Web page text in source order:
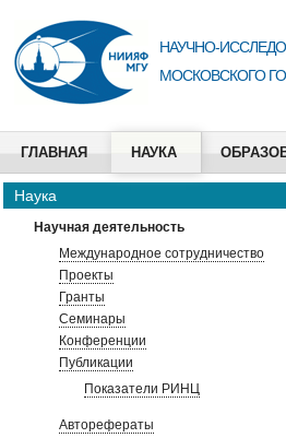
НАУЧНО-
МОСКОВСКОГО
ГЛАВНАЯ НАУКА
Наука
Научная деятельность
Международное сотрудничество
Проекты
Гранты
Семинары
Конференции
Публикации
Показатели РИНЦ
Авторефераты